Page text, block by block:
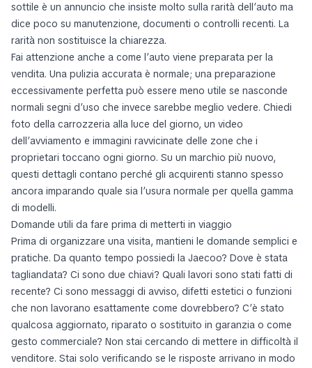
sottile è un annuncio che insiste molto sulla rarità dell’auto ma
dice poco su manutenzione, documenti o controlli recenti. La
rarità non sostituisce la chiarezza.
Fai attenzione anche a come l’auto viene preparata per la
vendita. Una pulizia accurata è normale; una preparazione
eccessivamente perfetta può essere meno utile se nasconde
normali segni d’uso che invece sarebbe meglio vedere. Chiedi
foto della carrozzeria alla luce del giorno, un video
dell’avviamento e immagini ravvicinate delle zone che i
proprietari toccano ogni giorno. Su un marchio più nuovo,
questi dettagli contano perché gli acquirenti stanno spesso
ancora imparando quale sia l’usura normale per quella gamma
di modelli.
Domande utili da fare prima di metterti in viaggio
Prima di organizzare una visita, mantieni le domande semplici e
pratiche. Da quanto tempo possiedi la Jaecoo? Dove è stata
tagliandata? Ci sono due chiavi? Quali lavori sono stati fatti di
recente? Ci sono messaggi di avviso, difetti estetici o funzioni
che non lavorano esattamente come dovrebbero? C’è stato
qualcosa aggiornato, riparato o sostituito in garanzia o come
gesto commerciale? Non stai cercando di mettere in difficoltà il
venditore. Stai solo verificando se le risposte arrivano in modo